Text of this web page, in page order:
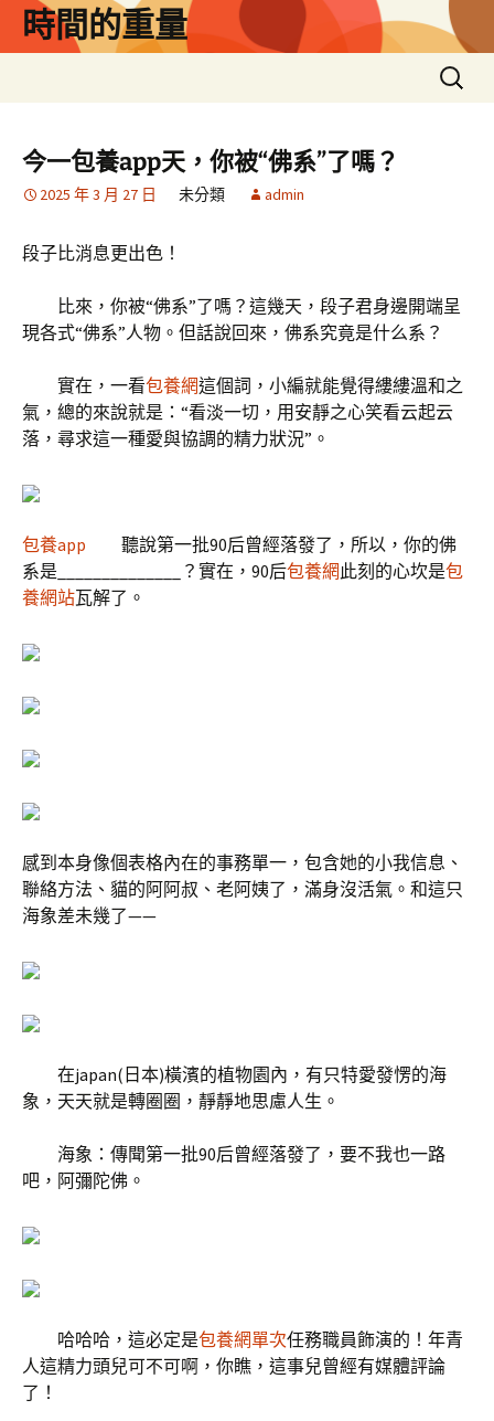
時間的重量
搜
尋
今一包養app天，你被“佛系”了嗎？
2025 年 3 月 27 日 未分類 admin
段子比消息更出色！
比來，你被“佛系”了嗎？這幾天，段子君身邊開端呈
現各式“佛系”人物。但話說回來，佛系究竟是什么系？
實在，一看包養網這個詞，小編就能覺得縷縷溫和之
氣，總的來說就是：“看淡一切，用安靜之心笑看云起云
落，尋求這一種愛與協調的精力狀況”。
包養app 聽說第一批90后曾經落發了，所以，你的佛
系是______________？實在，90后包養網 此刻的心坎是包
養網站瓦解了。
感到本身像個表格內在的事務單一，包含她的小我信息、
聯絡方法、貓的阿阿叔、老阿姨了，滿身沒活氣。和這只
海象差未幾了——
在japan(日本)橫濱的植物園內，有只特愛發愣的海
象，天天就是轉圈圈，靜靜地思慮人生。
海象：傳聞第一批90后曾經落發了，要不我也一路
吧，阿彌陀佛。
哈哈哈，這必定是包養網單次任務職員飾演的！年青
人這精力頭兒可不可啊，你瞧，這事兒曾經有媒體評論
了！